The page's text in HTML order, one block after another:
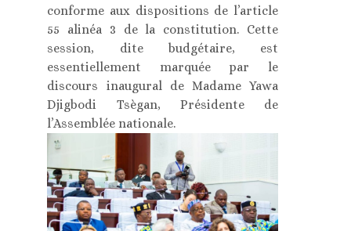
conforme aux dispositions de l’article
55 alinéa 3 de la constitution. Cette
session, dite budgétaire, est
essentiellement marquée par le
discours inaugural de Madame Yawa
Djigbodi Tsègan, Présidente de
l’Assemblée nationale.